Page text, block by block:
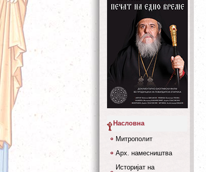
Насловна
Митрополит
Арх. намесништва
Историјат на